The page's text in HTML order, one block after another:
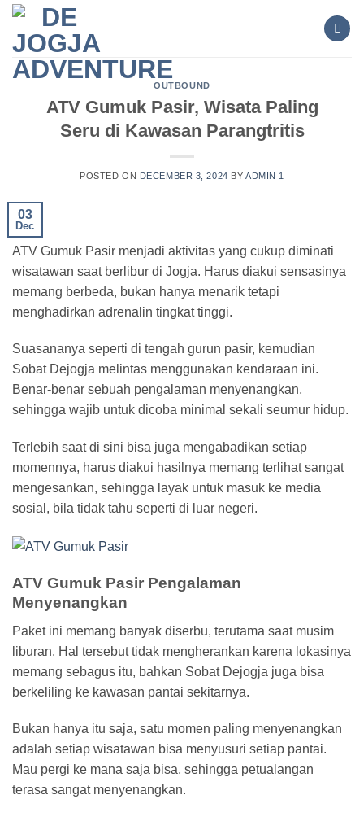
Skip
content
OUTBOUND
ATV Gumuk Pasir, Wisata Paling
Seru di Kawasan Parangtritis
POSTED ON DECEMBER 3, 2024 BY ADMIN 1
03
Dec
ATV Gumuk Pasir menjadi aktivitas yang cukup diminati
wisatawan saat berlibur di Jogja. Harus diakui sensasinya
memang berbeda, bukan hanya menarik tetapi
menghadirkan adrenalin tingkat tinggi.
Suasananya seperti di tengah gurun pasir, kemudian
Sobat Dejogja melintas menggunakan kendaraan ini.
Benar-benar sebuah pengalaman menyenangkan,
sehingga wajib untuk dicoba minimal sekali seumur hidup.
Terlebih saat di sini bisa juga mengabadikan setiap
momennya, harus diakui hasilnya memang terlihat sangat
mengesankan, sehingga layak untuk masuk ke media
sosial, bila tidak tahu seperti di luar negeri.
ATV Gumuk Pasir Pengalaman
Menyenangkan
Paket ini memang banyak diserbu, terutama saat musim
liburan. Hal tersebut tidak mengherankan karena lokasinya
memang sebagus itu, bahkan Sobat Dejogja juga bisa
berkeliling ke kawasan pantai sekitarnya.
Bukan hanya itu saja, satu momen paling menyenangkan
adalah setiap wisatawan bisa menyusuri setiap pantai.
Mau pergi ke mana saja bisa, sehingga petualangan
terasa sangat menyenangkan.